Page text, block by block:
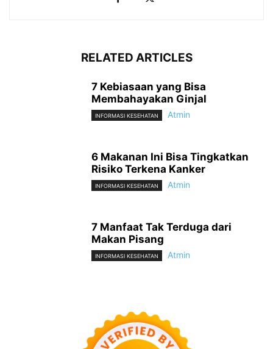
RELATED ARTICLES
7 Kebiasaan yang Bisa
Membahayakan Ginjal
INFORMASI KESEHATAN Atmin
6 Makanan Ini Bisa Tingkatkan
Risiko Terkena Kanker
INFORMASI KESEHATAN Atmin
7 Manfaat Tak Terduga dari
Makan Pisang
INFORMASI KESEHATAN Atmin